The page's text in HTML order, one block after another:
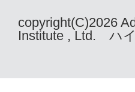
copyright(C)2026
Institute , Ltd. ハ